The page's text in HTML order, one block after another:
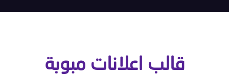
قالب اعلانات مبوبة